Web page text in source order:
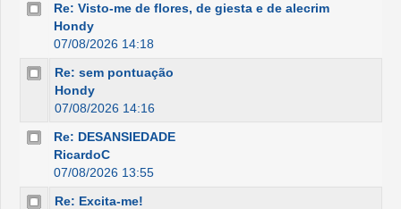
Re: Visto-me de flores, de giesta e de alecrim
Hondy
07/08/2026 14:18
Re: sem pontuação
Hondy
07/08/2026 14:16
Re: DESANSIEDADE
RicardoC
07/08/2026 13:55
Re: Excita-me!